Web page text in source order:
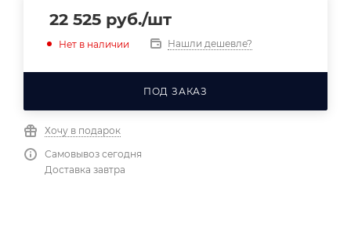
22 525 руб./шт
Нет в наличии Нашли дешевле?
ПОД ЗАКАЗ
Хочу в подарок
Самовывоз сегодня
Доставка завтра